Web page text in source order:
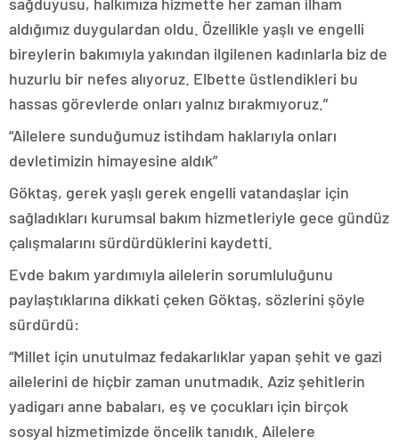
aldığımız duygulardan oldu. Özellikle yaşlı ve engelli
bireylerin bakımıyla yakından ilgilenen kadınlarla biz de
huzurlu bir nefes alıyoruz. Elbette üstlendikleri bu
hassas görevlerde onları yalnız bırakmıyoruz.”
“Ailelere sunduğumuz istihdam haklarıyla onları
devletimizin himayesine aldık”
Göktaş, gerek yaşlı gerek engelli vatandaşlar için
sağladıkları kurumsal bakım hizmetleriyle gece gündüz
çalışmalarını sürdürdüklerini kaydetti.
Evde bakım yardımıyla ailelerin sorumluluğunu
paylaştıklarına dikkati çeken Göktaş, sözlerini şöyle
sürdürdü:
“Millet için unutulmaz fedakarlıklar yapan şehit ve gazi
ailelerini de hiçbir zaman unutmadık. Aziz şehitlerin
yadigarı anne babaları, eş ve çocukları için birçok
sosyal hizmetimizde öncelik tanıdık. Ailelere